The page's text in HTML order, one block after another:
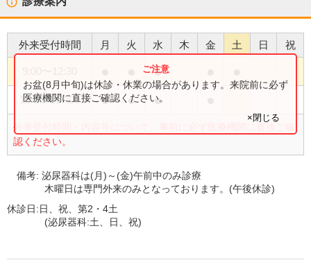
外来受付時間 月 火 水 木 金 土 日 祝
●
13:30〜17:00 ● ● ●
外来受付時間・内容等について、事前に必ず医療機関に直接ご確
認ください。
お盆(8月中旬)は休診・休業の場合があります。来院前に必ず
医療機関に直接ご確認ください。
×閉じる
備考:泌尿器科は(月)～(金)午前中のみ診療
木曜日は専門外来のみとなっております。(午後休診)
休診日:日、祝、第2・4土
(泌尿器科:土、日、祝)